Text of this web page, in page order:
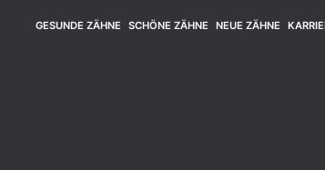
GESUNDE ZÄHNE SCHÖNE ZÄHNE NEUE ZÄHNE